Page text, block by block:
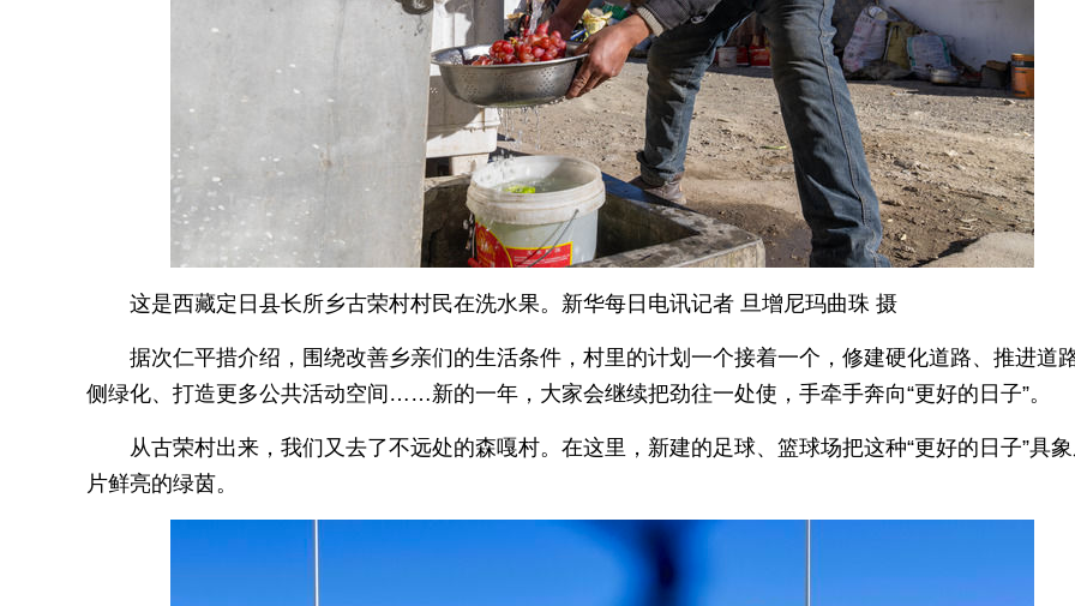
这是西藏定日县长所乡古荣村村民在洗水果。新华每日电讯记者 旦增尼玛曲珠 摄
据次仁平措介绍，围绕改善乡亲们的生活条件，村里的计划一个接着一个，修建硬化道路、推进道
侧绿化、打造更多公共活动空间……新的一年，大家会继续把劲往一处使，手牵手奔向“更好的日子”。
从古荣村出来，我们又去了不远处的森嘎村。在这里，新建的足球、篮球场把这种“更好的日子”具
片鲜亮的绿茵。